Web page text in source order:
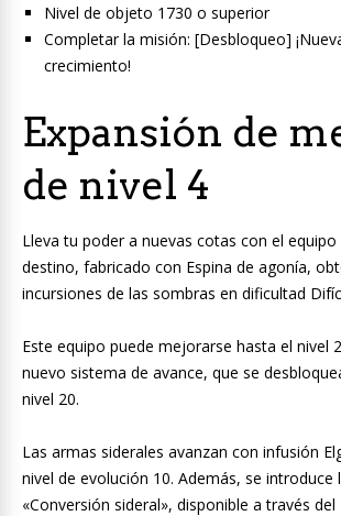
Nivel de objeto 1730 o superior
Completar la misión: [Desbloqueo]
crecimiento!
Expansión de
de nivel 4
Lleva tu poder a nuevas cotas con el
destino, fabricado con Espina de agonía,
incursiones de las sombras en dificultad
Este equipo puede mejorarse hasta el nivel
nuevo sistema de avance, que se
nivel 20.
Las armas siderales avanzan con infusión
nivel de evolución 10. Además, se introduce
«Conversión sideral», disponible a través